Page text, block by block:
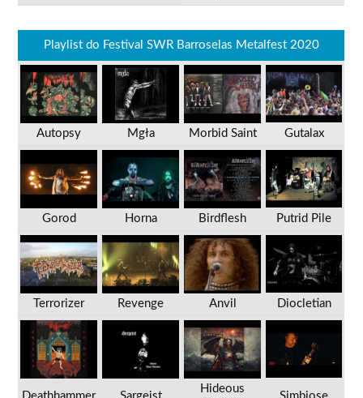
Playlist do Festival SWR Barroselas Metalfest 2020
Autopsy Mgła Morbid Saint Gutalax
Gorod Horna Birdflesh Putrid Pile
Terrorizer Revenge Anvil Diocletian
Hideous